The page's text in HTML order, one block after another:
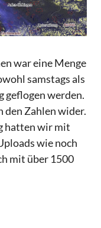
war eine Menge
samstags als
geflogen werden.
den Zahlen wider.
hatten wir mit
wie noch
mit über 1500